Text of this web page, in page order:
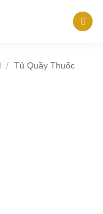
/ Tủ Quầy Thuốc